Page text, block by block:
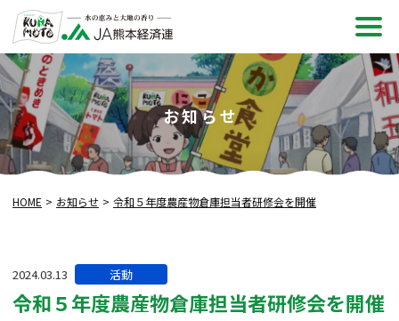
メ
ニ
お知らせ
HOME お知らせ 令和５年度農産物倉庫担当者研修会を開催
2024.03.13 カ
テ
ゴ
活動
令和５年度農産物倉庫担当者研修会を開催